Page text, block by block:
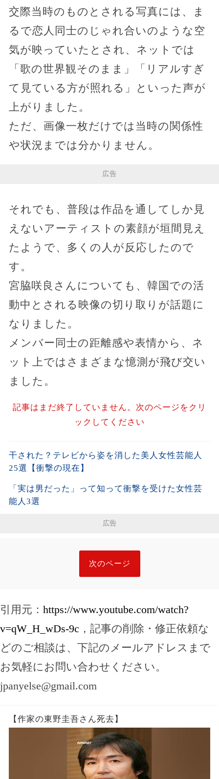
交際当時のものとされる写真には、ま
るで恋人同士のじゃれ合いのような空
気が映っていたとされ、ネットでは
「歌の世界観そのまま」「リアルすぎ
て見ている方が照れる」といった声が
上がりました。
ただ、画像一枚だけでは当時の関係性
や状況までは分かりません。
広告
それでも、普段は作品を通してしか見
えないアーティストの素顔が垣間見え
たようで、多くの人が反応したので
す。
宮脇咲良さんについても、韓国での活
動中とされる映像の切り取りが話題に
なりました。
メンバー同士の距離感や表情から、ネ
ット上ではさまざまな憶測が飛び交い
ました。
記事はまだ終了していません。次のページをクリ
ックしてください
干された？テレビから姿を消した美人女性芸能人
25選【衝撃の現在】
「実は男だった」って知って衝撃を受けた女性芸
能人3選
広告
次のページ
引用元： https://www.youtube.com/watch?
v=qW_H_wDs-9c ，記事の削除・修正依頼な
どのご相談は、下記のメールアドレスまで
お気軽にお問い合わせください。
jpanyelse@gmail.com
【作家の東野圭吾さん死去】